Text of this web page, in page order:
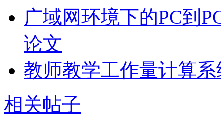
广域网环境下的PC到
论文
教师教学工作量计算
相关帖子